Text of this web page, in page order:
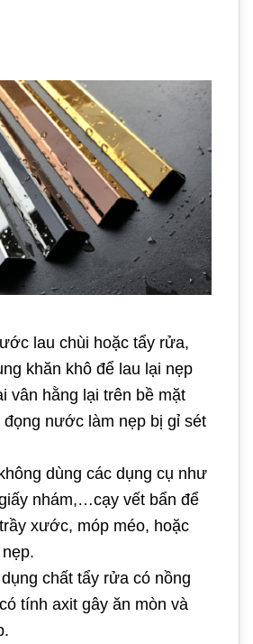
lau chùi hoặc tẩy rửa,
khăn khô để lau lại nẹp
vân hằng lại trên bề mặt
đọng nước làm nẹp bị gỉ sét
dùng các dụng cụ như
nhám,…cạy vết bẩn để
xước, móp méo, hoặc
chất tẩy rửa có nồng
tính axit gây ăn mòn và